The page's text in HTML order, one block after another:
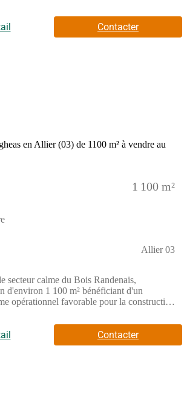
une visite, contactez Thierry RODA.
: 2 rue de Riom 63310 RANDAN -
- (Email supprimé) - RSAC 301 042 578
Contacter
1 100 m²
Allier 03
secteur calme du Bois Randenais,
d'environ 1 100 m² bénéficiant d'un
opérationnel favorable pour la construction
d'environ 120 m², avec implantation possible
zone U.Les atouts :- Terrain au calme-
Étude de sol réalisée- Large façade
Contacter